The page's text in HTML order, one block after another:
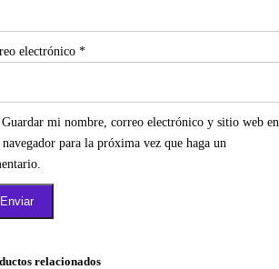
electrónico *
Guardar mi nombre, correo electrónico y sitio web en
navegador para la próxima vez que haga un
relacionados